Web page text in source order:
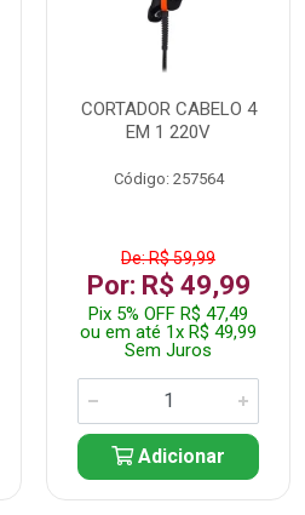
CORTADOR CABELO 4
EM 1 220V
Código: 257564
De: R$ 59,99
Por: R$ 49,99
Pix 5% OFF R$ 47,49
ou em até 1x R$ 49,99
Sem Juros
Adicionar